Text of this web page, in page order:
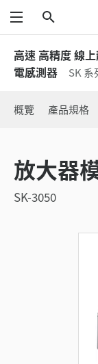
功能表
高速 高精度 線
電感測器
SK 系
概覽 產品規格
放大器
SK-3050